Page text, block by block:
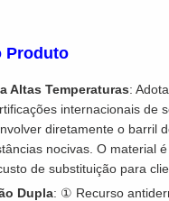
Produto
Altas Temperaturas:
internacionais
diretamente o barril
nocivas. O material
de substituição para
Dupla: ① Recurso